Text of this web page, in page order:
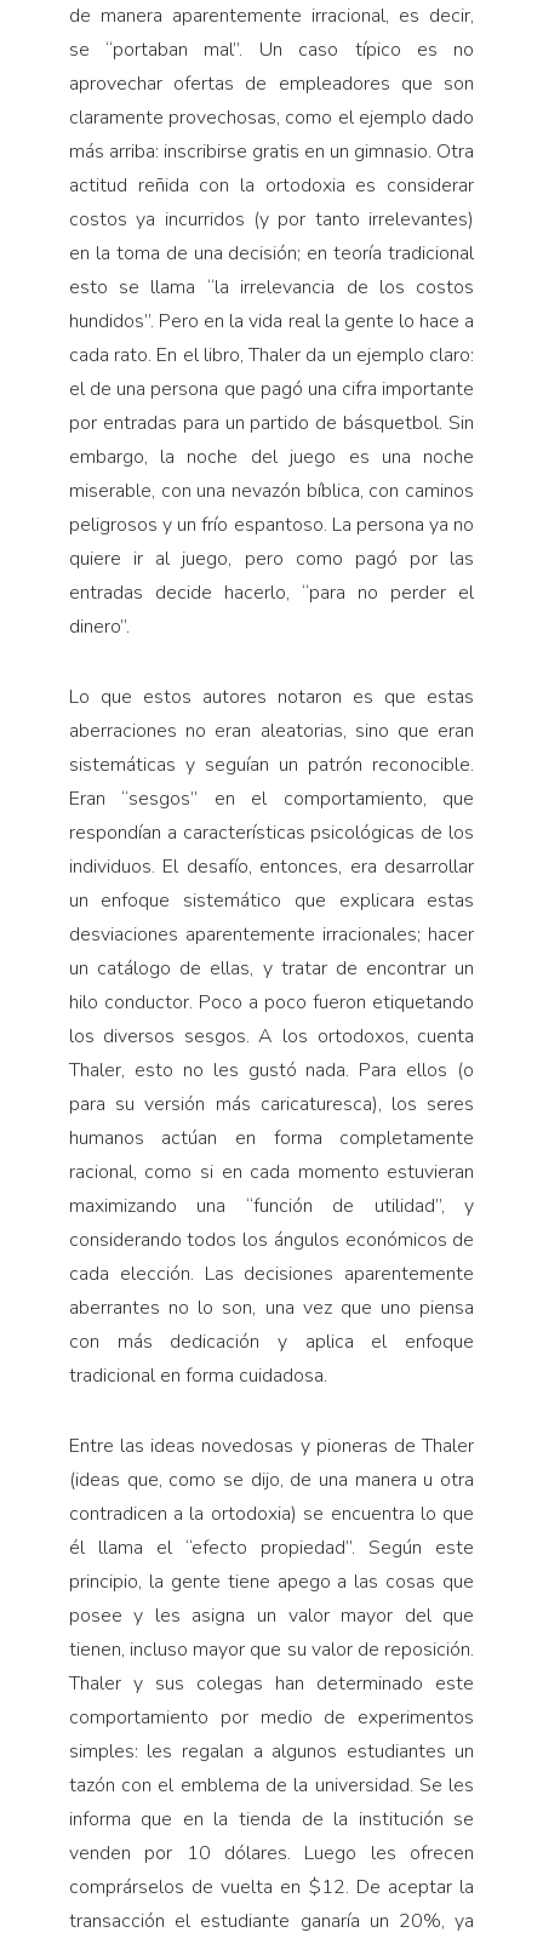
de manera aparentemente irracional, es decir,
se “portaban mal”. Un caso típico es no
aprovechar ofertas de empleadores que son
claramente provechosas, como el ejemplo dado
más arriba: inscribirse gratis en un gimnasio. Otra
actitud reñida con la ortodoxia es considerar
costos ya incurridos (y por tanto irrelevantes)
en la toma de una decisión; en teoría tradicional
esto se llama “la irrelevancia de los costos
hundidos”. Pero en la vida real la gente lo hace a
cada rato. En el libro, Thaler da un ejemplo claro:
el de una persona que pagó una cifra importante
por entradas para un partido de básquetbol. Sin
embargo, la noche del juego es una noche
miserable, con una nevazón bíblica, con caminos
peligrosos y un frío espantoso. La persona ya no
quiere ir al juego, pero como pagó por las
entradas decide hacerlo, “para no perder el
dinero”.
Lo que estos autores notaron es que estas
aberraciones no eran aleatorias, sino que eran
sistemáticas y seguían un patrón reconocible.
Eran “sesgos” en el comportamiento, que
respondían a características psicológicas de los
individuos. El desafío, entonces, era desarrollar
un enfoque sistemático que explicara estas
desviaciones aparentemente irracionales; hacer
un catálogo de ellas, y tratar de encontrar un
hilo conductor. Poco a poco fueron etiquetando
los diversos sesgos. A los ortodoxos, cuenta
Thaler, esto no les gustó nada. Para ellos (o
para su versión más caricaturesca), los seres
humanos actúan en forma completamente
racional, como si en cada momento estuvieran
maximizando una “función de utilidad”, y
considerando todos los ángulos económicos de
cada elección. Las decisiones aparentemente
aberrantes no lo son, una vez que uno piensa
con más dedicación y aplica el enfoque
tradicional en forma cuidadosa.
Entre las ideas novedosas y pioneras de Thaler
(ideas que, como se dijo, de una manera u otra
contradicen a la ortodoxia) se encuentra lo que
él llama el “efecto propiedad”. Según este
principio, la gente tiene apego a las cosas que
posee y les asigna un valor mayor del que
tienen, incluso mayor que su valor de reposición.
Thaler y sus colegas han determinado este
comportamiento por medio de experimentos
simples: les regalan a algunos estudiantes un
tazón con el emblema de la universidad. Se les
informa que en la tienda de la institución se
venden por 10 dólares. Luego les ofrecen
comprárselos de vuelta en $12. De aceptar la
transacción el estudiante ganaría un 20%, ya